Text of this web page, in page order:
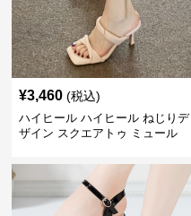
¥3,460 (税込)
ハイヒール ハイヒール ねじりデ
ザイン スクエアトゥ ミュール